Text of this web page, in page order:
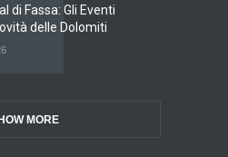
di Fassa: Gli Eventi
delle Dolomiti
MORE